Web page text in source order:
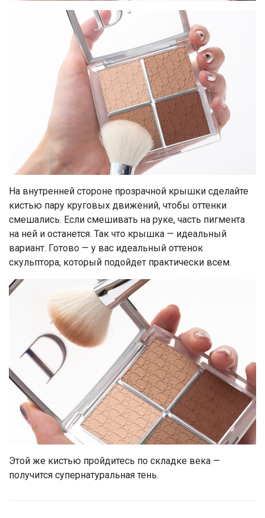
На внутренней стороне прозрачной крышки сделайте
кистью пару круговых движений, чтобы оттенки
смешались. Если смешивать на руке, часть пигмента
на ней и останется. Так что крышка — идеальный
вариант. Готово — у вас идеальный оттенок
скульптора, который подойдет практически всем.
Этой же кистью пройдитесь по складке века —
получится супернатуральная тень.